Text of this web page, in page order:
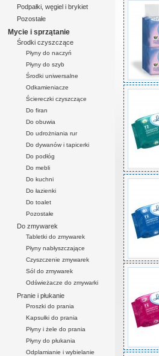
Podpałki, węgiel i brykiet
Pozostałe
Mycie i sprzątanie
Środki czyszczące
Płyny do naczyń
Płyny do szyb
Środki uniwersalne
Odkamieniacze
Ściereczki czyszczące
Do firan
Do obuwia
Do udrożniania rur
Do dywanów i tapicerki
Do podłóg
Do mebli
Do kuchni
Do łazienki
Do toalet
Pozostałe
Do zmywarek
Tabletki do zmywarek
Płyny nabłyszczające
Czyszczenie zmywarek
Sól do zmywarek
Odświeżacze do zmywarki
Pranie i płukanie
Proszki do prania
Kapsułki do prania
Płyny i żele do prania
Płyny do płukania
Odplamianie i wybielanie